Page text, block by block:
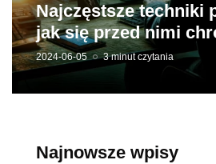
Najczęstsze techniki
jak się przed nimi
2024-06-05 3 minut czytania
Najnowsze wpisy